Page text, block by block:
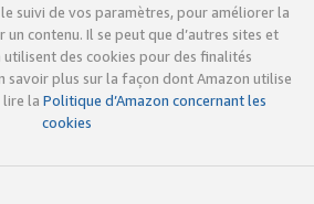
suivi de vos paramètres, pour améliorer la
contenu. Il se peut que d’autres sites et
utilisent des cookies pour des finalités
savoir plus sur la façon dont Amazon utilise
lire la Politique d’Amazon concernant les
cookies